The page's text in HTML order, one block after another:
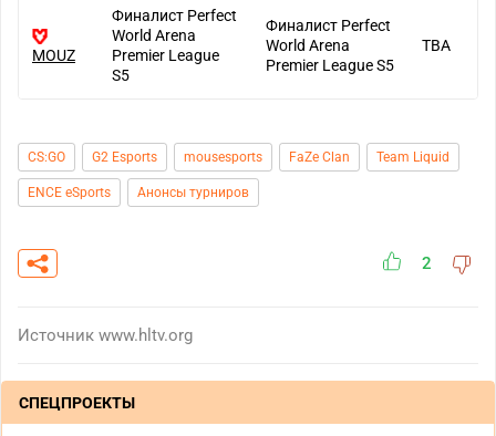
MOUZ
Финалист Perfect
World Arena
Premier League
S5
Финалист Perfect
World Arena
Premier League S5
TBA
CS:GO G2 Esports mousesports FaZe Clan Team Liquid
ENCE eSports Анонсы турниров
2
Источник www.hltv.org
СПЕЦПРОЕКТЫ